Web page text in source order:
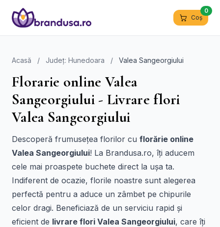
Coș
0
Acasă / Județ: Hunedoara / Valea Sangeorgiului
Florarie online Valea
Sangeorgiului - Livrare flori
Valea Sangeorgiului
Descoperă frumusețea florilor cu florărie online
Valea Sangeorgiului! La Brandusa.ro, îți aducem
cele mai proaspete buchete direct la ușa ta.
Indiferent de ocazie, florile noastre sunt alegerea
perfectă pentru a aduce un zâmbet pe chipurile
celor dragi. Beneficiază de un serviciu rapid și
eficient de livrare flori Valea Sangeorgiului, care îți